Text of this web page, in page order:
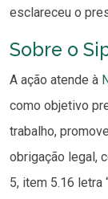
esclareceu o
Sobre o
A ação atende à
como objetivo
trabalho,
obrigação legal,
5, item 5.16 letra